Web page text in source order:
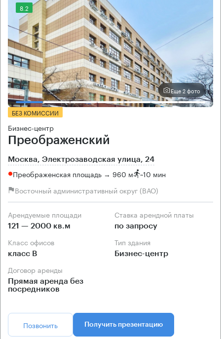
8.2
Еще 2 фото
БЕЗ КОМИССИИ
Бизнес-центр
Преображенский
Москва, Электрозаводская улица, 24
Преображенская площадь → 960 м ~10 мин
Восточный административный округ (ВАО)
Арендуемые площади
121 — 2000 кв.м
Ставка арендной платы
по запросу
Класс офисов
класс B
Тип здания
Бизнес-центр
Договор аренды
Прямая аренда без
посредников
Позвонить Получить презентацию